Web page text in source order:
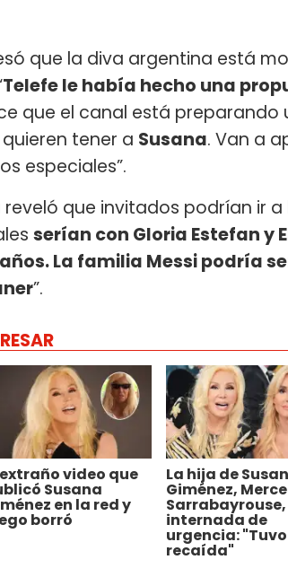
que la diva argentina está
Telefe le había hecho una
que el canal está preparando
tener a Susana. Van a
especiales”.
que invitados podrían ir
serían con Gloria Estefan y
La familia Messi podría
”.
extraño video que
Susana
en la red y
borró
La hija de
Giménez,
internada de
urgencia:
recaída"